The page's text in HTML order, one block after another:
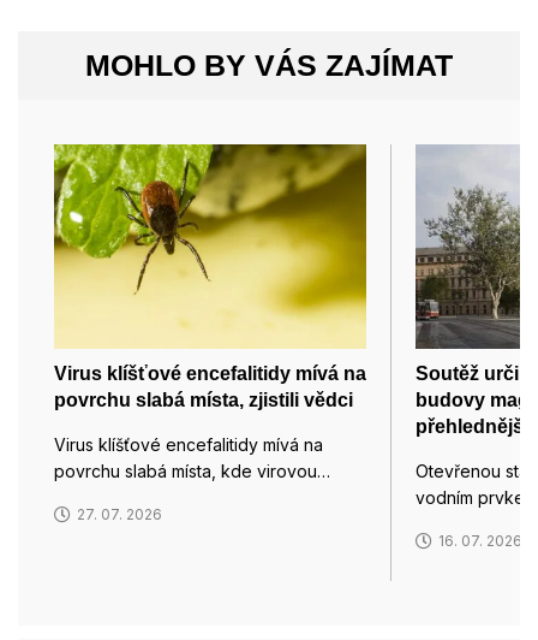
MOHLO BY VÁS ZAJÍMAT
Virus klíšťové encefalitidy mívá na
povrchu slabá místa, zjistili vědci
Virus klíšťové encefalitidy mívá na
povrchu slabá místa, kde virovou…
27. 07. 2026
Soutěž
budovy
přehlednější
Otevřenou
vodním
16. 07. 2026